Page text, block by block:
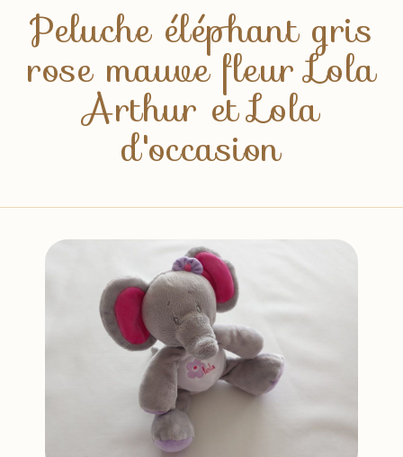
Peluche éléphant gris
rose mauve fleur Lola
Arthur et Lola
d'occasion